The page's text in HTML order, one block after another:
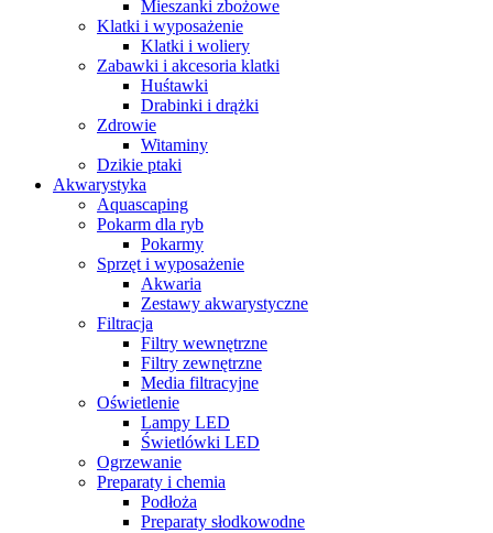
Mieszanki zbożowe
Klatki i wyposażenie
Klatki i woliery
Zabawki i akcesoria klatki
Huśtawki
Drabinki i drążki
Zdrowie
Witaminy
Dzikie ptaki
Akwarystyka
Aquascaping
Pokarm dla ryb
Pokarmy
Sprzęt i wyposażenie
Akwaria
Zestawy akwarystyczne
Filtracja
Filtry wewnętrzne
Filtry zewnętrzne
Media filtracyjne
Oświetlenie
Lampy LED
Świetlówki LED
Ogrzewanie
Preparaty i chemia
Podłoża
Preparaty słodkowodne